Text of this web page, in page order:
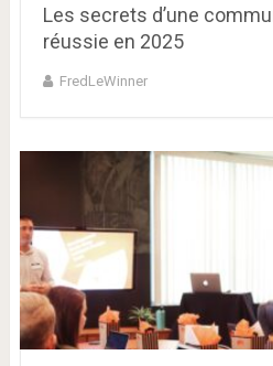
Les secrets d’une
réussie en 2025
FredLeWinner